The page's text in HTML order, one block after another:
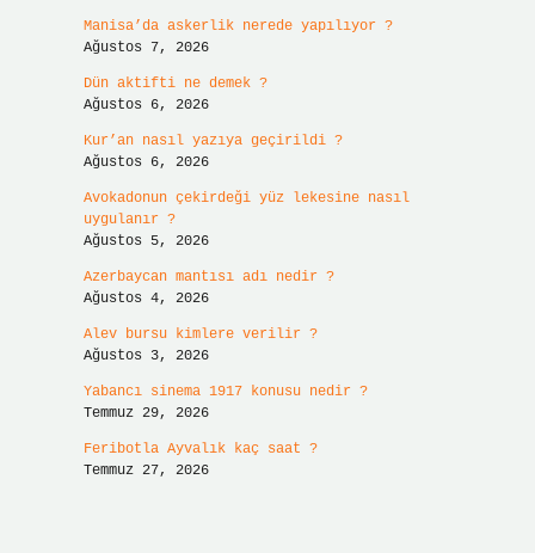
Manisa’da askerlik nerede yapılıyor ?
Ağustos 7, 2026
Dün aktifti ne demek ?
Ağustos 6, 2026
Kur’an nasıl yazıya geçirildi ?
Ağustos 6, 2026
Avokadonun çekirdeği yüz lekesine nasıl
uygulanır ?
Ağustos 5, 2026
Azerbaycan mantısı adı nedir ?
Ağustos 4, 2026
Alev bursu kimlere verilir ?
Ağustos 3, 2026
Yabancı sinema 1917 konusu nedir ?
Temmuz 29, 2026
Feribotla Ayvalık kaç saat ?
Temmuz 27, 2026